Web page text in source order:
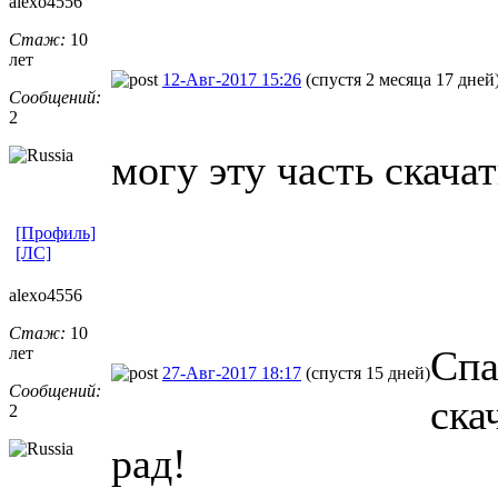
Стаж: 10
лет
Сообщений:
2
12-Авг-2017 15:26 (спустя 2 месяца 17
могу эту часть
[Профиль]
[ЛС]
alexo4556
Стаж: 10
лет
Сообщений:
2
27-Авг-2017 18:17 (спустя 15 дней)
рад!